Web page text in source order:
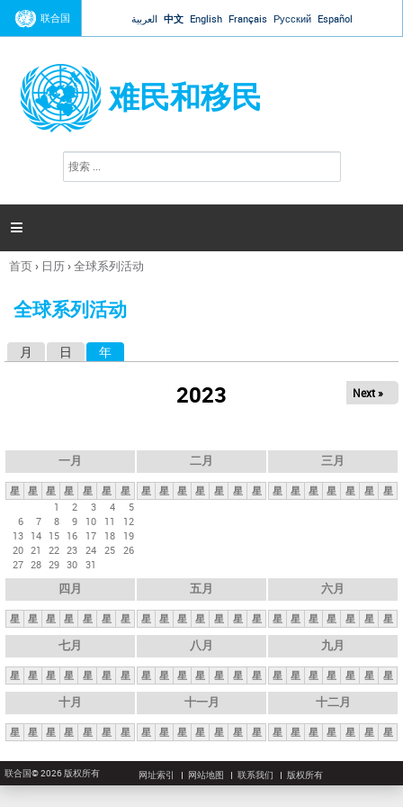
Jump to navigation
联合国 العربية 中文 English Français Русский Español
难民和移民
搜
索

你
这
首页› 日历›全球系列活动
全球系列活动
月 日 年
2023 Next »
一月
星 星 星 星 星 星
星
1
2 3 4
5
6
7 8 9 10 11
12
13 14 15 16 17 18
19
20 21 22 23 24 25 26
27 28 29 30 31
二月
星 星 星 星 星 星 星
三月
星 星 星 星 星 星 星
四月
星 星 星 星 星 星 星
五月
星 星 星 星 星 星 星
六月
星 星 星 星 星 星 星
七月
星 星 星 星 星 星 星
八月
星 星 星 星 星 星 星
九月
星 星 星 星 星 星 星
十月
星 星 星 星 星 星 星
十一月
星 星 星 星 星 星 星
十二月
星 星 星 星 星 星 星
联合国© 2026 版权所有 网址索引 网站地图 联系我们 版权所有